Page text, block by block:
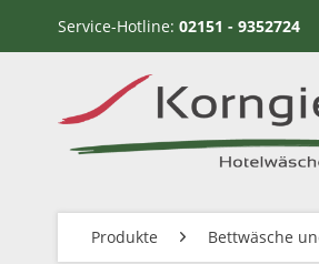
Service-Hotline: 02151 - 9352724
Produkte Bettwäsche